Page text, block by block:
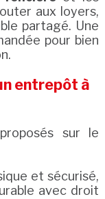
aux loyers,
partagé. Une
pour bien
entrepôt à
sur le
et sécurisé,
avec droit